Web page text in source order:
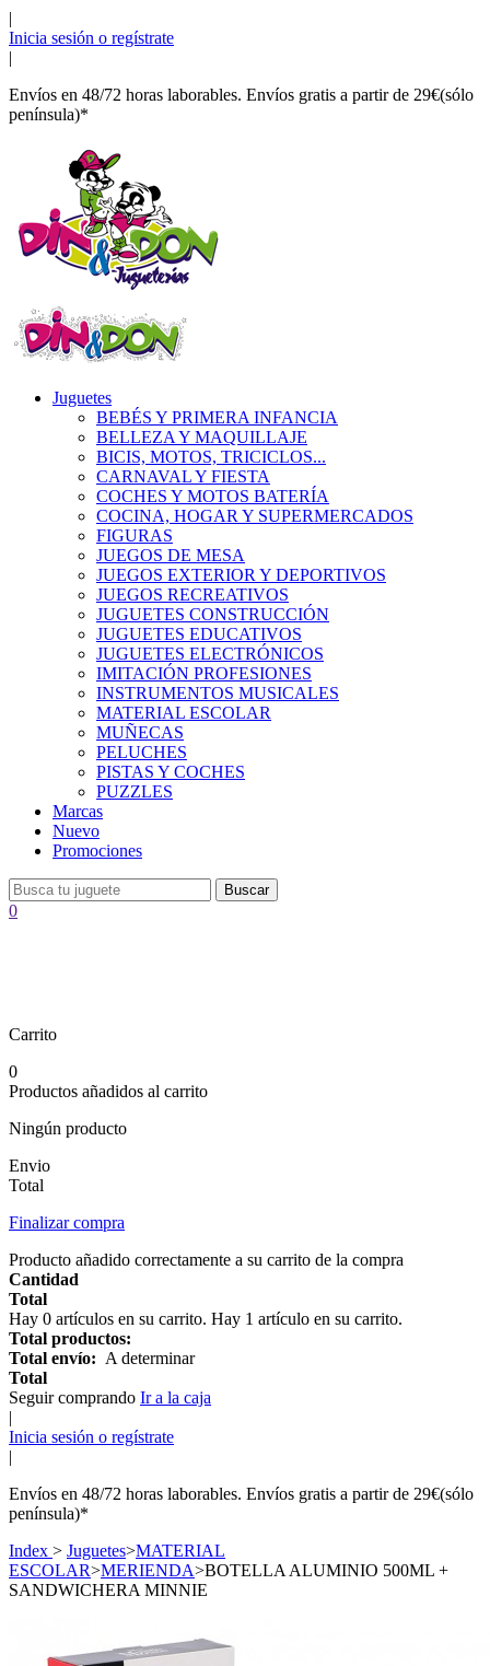
|
Inicia sesión o regístrate
|
Envíos en 48/72 horas laborables. Envíos gratis a partir de 29€(sólo
península)*
Juguetes
BEBÉS Y PRIMERA INFANCIA
BELLEZA Y MAQUILLAJE
BICIS, MOTOS, TRICICLOS...
CARNAVAL Y FIESTA
COCHES Y MOTOS BATERÍA
COCINA, HOGAR Y SUPERMERCADOS
FIGURAS
JUEGOS DE MESA
JUEGOS EXTERIOR Y DEPORTIVOS
JUEGOS RECREATIVOS
JUGUETES CONSTRUCCIÓN
JUGUETES EDUCATIVOS
JUGUETES ELECTRÓNICOS
IMITACIÓN PROFESIONES
INSTRUMENTOS MUSICALES
MATERIAL ESCOLAR
MUÑECAS
PELUCHES
PISTAS Y COCHES
PUZZLES
Marcas
Nuevo
Promociones
Buscar
0
Carrito
0
Productos añadidos al carrito
Ningún producto
Envio
Total
Finalizar compra
Producto añadido correctamente a su carrito de la compra
Cantidad
Total
Hay 0 artículos en su carrito. Hay 1 artículo en su carrito.
Total productos:
Total envío: A determinar
Total
Seguir comprando Ir a la caja
|
Inicia sesión o regístrate
|
Envíos en 48/72 horas laborables. Envíos gratis a partir de 29€(sólo
península)*
Index > Juguetes>MATERIAL
ESCOLAR>MERIENDA>BOTELLA ALUMINIO 500ML +
SANDWICHERA MINNIE